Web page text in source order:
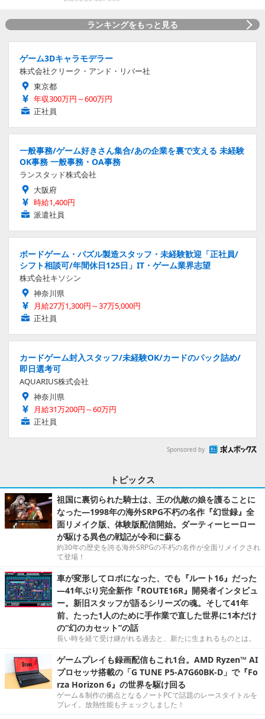
ランキングをもっと見る
ゲーム3Dキャラモデラー
株式会社クリーク・アンド・リバー社
東京都
年収300万円～600万円
正社員
一般事務/ゲーム好きさん集合/あの企業を裏で支える 未経験
OK事務 一般事務・OA事務
ランスタッド株式会社
大阪府
時給1,400円
派遣社員
ボードゲーム・パズル製造スタッフ・未経験歓迎「正社員/
シフト相談可/年間休日125日」IT・ゲーム業界志望
株式会社キソシン
神奈川県
月給27万1,300円～37万5,000円
正社員
カードゲーム封入スタッフ/未経験OK/カードのパック詰め/
即日選考可
AQUARIUS株式会社
神奈川県
月給31万200円～60万円
正社員
Sponsored by
トピックス
祖国に裏切られた騎士は、王の仇敵の娘を護ることに
なった―1998年の海外SRPG不朽の名作『幻世録』全
面リメイク版、体験版配信開始。ダーティーヒーロー
が駆ける異色の戦記が令和に蘇る
約30年の歴史を誇る海外SRPGの不朽の名作が全面リメイクされ
て登場！
車が変形してロボになった、でも『ルート16』だった
―41年ぶり完全新作『ROUTE16R』開発者インタビュ
ー。新旧スタッフが語るシリーズの魂。そして41年
前、たった1人のために手作業で直した世界に1本だけ
の“幻のカセット”の話
長い時を経て受け継がれる過去と、新たに生まれるものとは。
ゲームプレイも録画配信もこれ1台。AMD Ryzen™ AI
プロセッサ搭載の「G TUNE P5-A7G60BK-D」で『Fo
rza Horizon 6』の世界を駆け回る
ゲーム＆制作の拠点となるノートPCで話題のレースタイトルを
プレイ。放熱性能もチェックしました！